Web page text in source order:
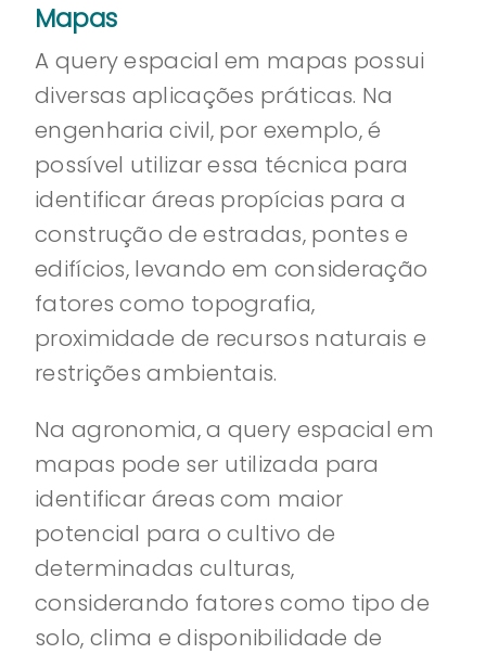
Mapas
A query espacial em mapas possui
diversas aplicações práticas. Na
engenharia civil, por exemplo, é
possível utilizar essa técnica para
identificar áreas propícias para a
construção de estradas, pontes e
edifícios, levando em consideração
fatores como topografia,
proximidade de recursos naturais e
restrições ambientais.
Na agronomia, a query espacial em
mapas pode ser utilizada para
identificar áreas com maior
potencial para o cultivo de
determinadas culturas,
considerando fatores como tipo de
solo, clima e disponibilidade de